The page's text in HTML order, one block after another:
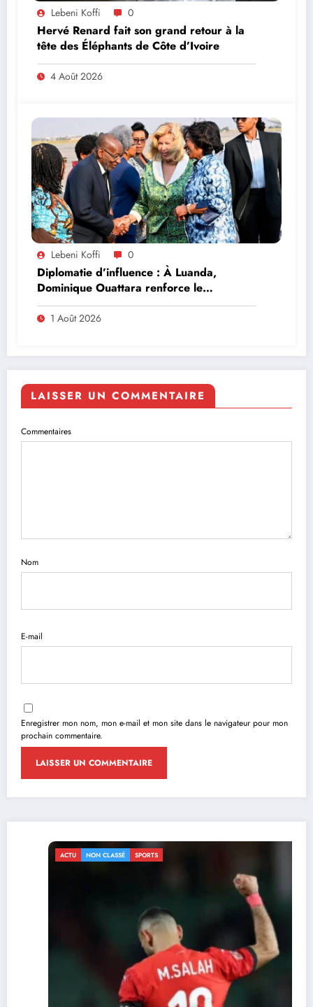
Lebeni Koffi 0
Hervé Renard fait son grand retour à la
tête des Éléphants de Côte d’Ivoire
4 Août 2026
Lebeni Koffi 0
Diplomatie d’influence : À Luanda,
Dominique Ouattara renforce le
leadership solidaire de la Côte d’Ivoire en
Afrique
1 Août 2026
LAISSER UN COMMENTAIRE
Commentaires
Nom
E-mail
Enregistrer mon nom, mon e-mail et mon site dans le navigateur pour mon
prochain commentaire.